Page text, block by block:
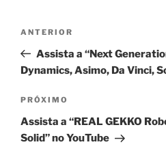
Post
Post
anterior
ANTERIOR
Assista a “Next
Dynamics, Asimo, Da Vinci,
Próximo
post
PRÓXIMO
Assista a “REAL GEKKO
Solid” no YouTube